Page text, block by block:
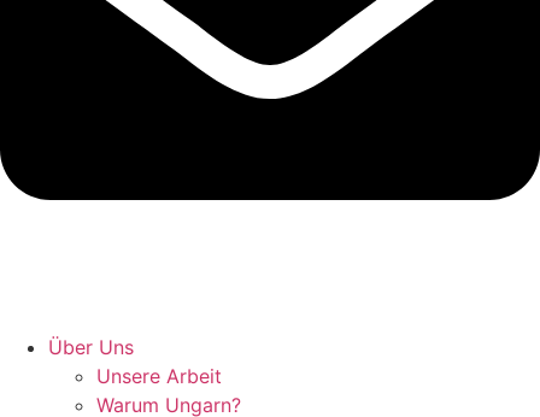
Über Uns
Unsere Arbeit
Warum Ungarn?